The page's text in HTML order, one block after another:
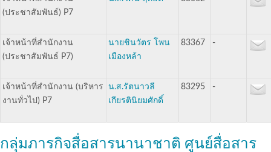
(ประชาสัมพันธ์) P7
เจ้าหน้าที่สำนักงาน
(ประชาสัมพันธ์ P7)
นายชินวัตร โพน
เมืองหล้า
83367 -
เจ้าหน้าที่สำนักงาน (บริหาร
งานทั่วไป) P7
น.ส.รัตนาวลี
เกียรตินิยมศักดิ์
83295 -
กลุ่มภารกิจสื่อสารนานาชาติ ศูนย์สื่อสาร